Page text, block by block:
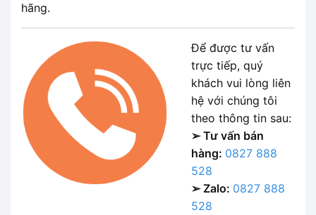
hãng.
Để được tư vấn
trực tiếp, quý
khách vui lòng liên
hệ với chúng tôi
theo thông tin sau:
➢ Tư vấn bán
hàng: 0827 888
528
➢ Zalo: 0827 888
528